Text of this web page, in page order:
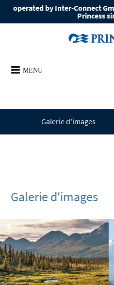
operated by Inter-Connect
Princess
MENU
Galerie d'images
Galerie d'images